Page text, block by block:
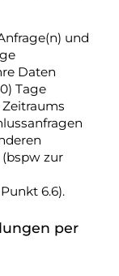
und
Daten
Tage
zur
6.6).
per